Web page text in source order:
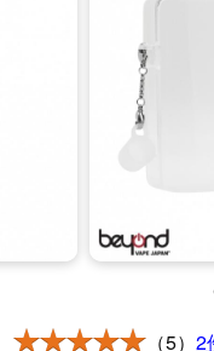
（5）2